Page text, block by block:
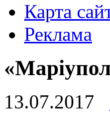
Карта
Реклама
13.07.2017